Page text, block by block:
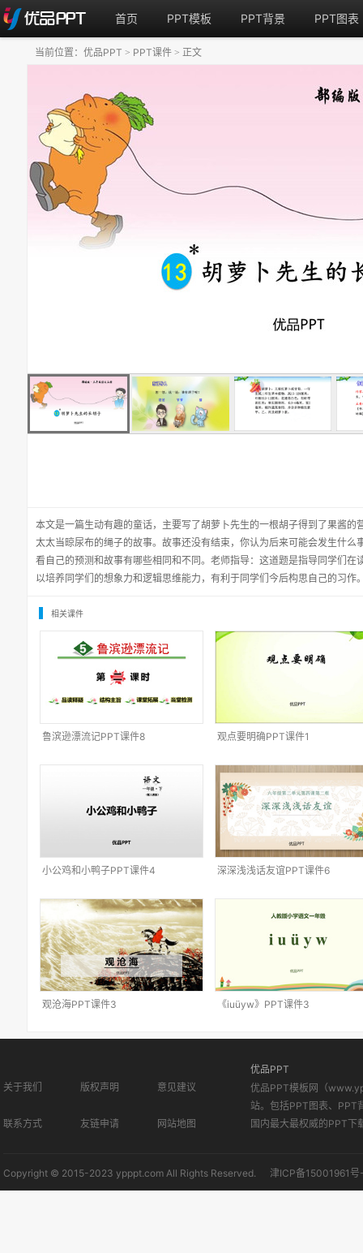
首页 PPT模板 PPT背景 PPT图表
本文是一篇生动有趣的童话，主要写了胡萝卜先生的一根胡子得到了果酱
太太当晾尿布的绳子的故事。故事还没有结束，你认为后来可能会发生什
看自己的预测和故事有哪些相同和不同。老师指导：这道题是指导同学们
以培养同学们的想象力和逻辑思维能力，有利于同学们今后构思自己的习作
当前位置： 优品PPT > PPT课件 > 正文
相关课件
鲁滨逊漂流记PPT课件8 观点要明确PPT课件1
小公鸡和小鸭子PPT课件4 深深浅浅话友谊PPT课件6
观沧海PPT课件3 《iuüyw》PPT课件3
关于我们 版权声明 意见建议
联系方式 友链申请 网站地图
优品PPT
优品PPT模板网（
站。包括PPT图表、PPT
国内最大最权威的PPT下
Copyright © 2015-2023 ypppt.com All Rights Reserved. 津ICP备15001961号